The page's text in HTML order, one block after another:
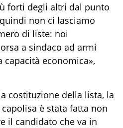
forti degli altri dal punto
non ci lasciamo
di liste: noi
a sindaco ad armi
capacità economica»,
costituzione della lista, la
è stata fatta non
il candidato che va in